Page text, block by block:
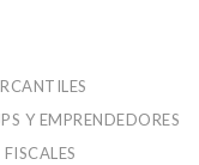
Y EMPRENDEDORES